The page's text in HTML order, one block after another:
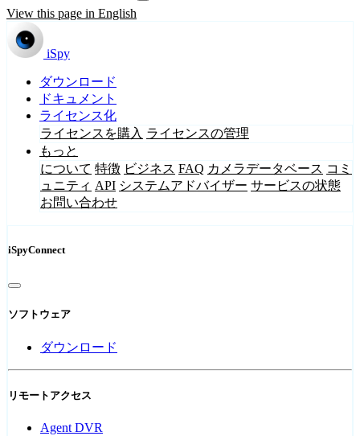
View this page in English
iSpy
ダウンロード
ドキュメント
ライセンス化
ライセンスを購入 ライセンスの管理
もっと
について 特徴 ビジネス FAQ カメラデータベース コミ
ュニティ API システムアドバイザー サービスの状態
お問い合わせ
iSpyConnect
ソフトウェア
ダウンロード
リモートアクセス
Agent DVR